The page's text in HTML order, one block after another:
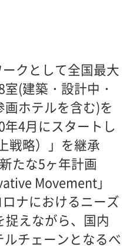
クとして全国最大
(建築・設計中・
ホテルを含む)を
4月にスタートし
戦略）」を継承
たな5ヶ年計画
Movement」
ナにおけるニーズ
捉えながら、国内
チェーンとなるべ